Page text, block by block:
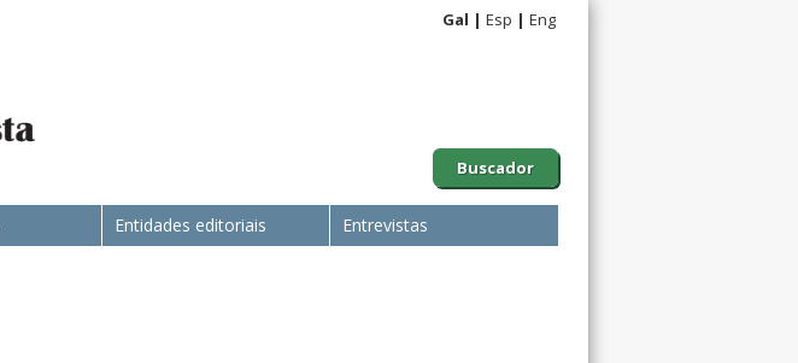
Buscador
Gal Esp Eng
Entidades editoriais Entrevistas